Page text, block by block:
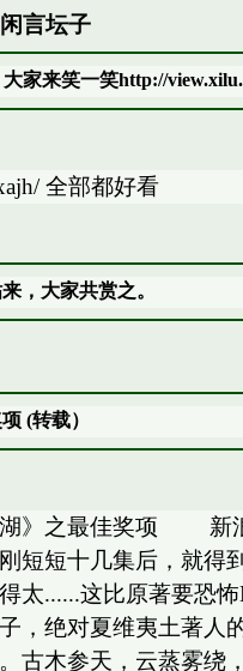
闲言坛子
家来笑一笑http://
全部都好看
，大家共赏之。
(转载）
湖》之最佳奖项
短短十几集后，就
得太......这比原著要
，绝对夏维夷土著
木参天，云蒸雾绕